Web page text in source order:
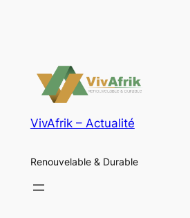
VivAfrik – Actualité
Renouvelable & Durable